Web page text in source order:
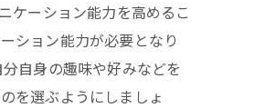
ケーション能力を高めるこ
ション能力が必要となり
自身の趣味や好みなどを
を選ぶようにしましょ